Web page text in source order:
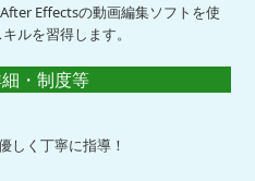
Effectsの動画編集ソフトを使
ルを習得します。
・制度等
しく丁寧に指導！